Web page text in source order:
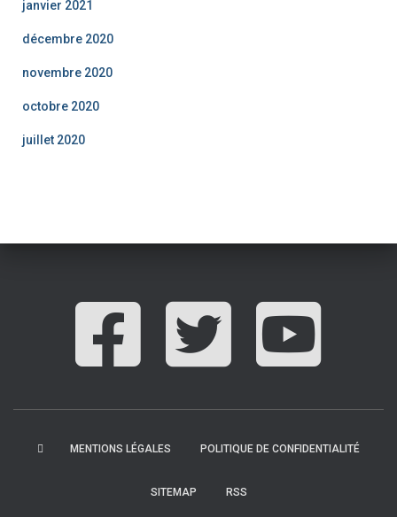
janvier 2021
décembre 2020
novembre 2020
octobre 2020
juillet 2020
MENTIONS LÉGALES POLITIQUE DE CONFIDENTIALITÉ
SITEMAP RSS